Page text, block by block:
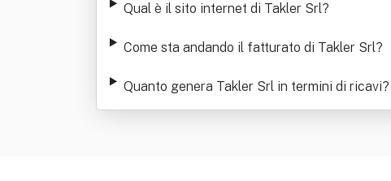
Qual è il sito internet di Takler Srl?
Come sta andando il fatturato di Takler Srl?
Quanto genera Takler Srl in termini di ricavi?